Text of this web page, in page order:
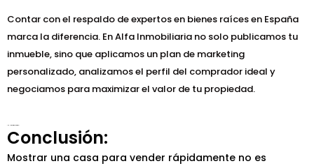
Contar con el respaldo de expertos en bienes raíces en España
marca la diferencia. En Alfa Inmobiliaria no solo publicamos tu
inmueble, sino que aplicamos un plan de marketing
personalizado, analizamos el perfil del comprador ideal y
negociamos para maximizar el valor de tu propiedad.
INMOBILIARIA
Conclusión:
Mostrar una casa para vender rápidamente no es